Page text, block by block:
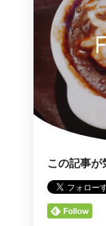
この記事が